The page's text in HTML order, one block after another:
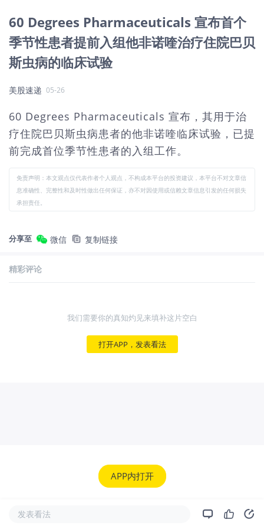
60 Degrees Pharmaceuticals 宣布首个
季节性患者提前入组他非诺喹治疗住院巴贝
斯虫病的临床试验
美股速递 05-26
60 Degrees Pharmaceuticals 宣布，其用于治
疗住院巴贝斯虫病患者的他非诺喹临床试验，已提
前完成首位季节性患者的入组工作。
免责声明：本文观点仅代表作者个人观点，不构成本平台的投资建议，本平台不对文章信
息准确性、完整性和及时性做出任何保证，亦不对因使用或信赖文章信息引发的任何损失
承担责任。
分享至 微信 复制链接
精彩评论
我们需要你的真知灼见来填补这片空白
打开APP，发表看法
APP内打开
发表看法